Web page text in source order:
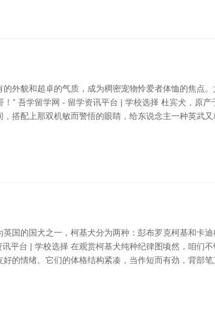
外貌和超卓的气质，成为稠密宠物怜爱者体恤的焦点
” 吾学留学网 - 留学资讯平台 | 学校选择 杜宾犬，原
搭配上那双机敏而警悟的眼睛，给东说念主一种英武
国的国犬之一，柯基犬分为两种：彭布罗克柯基和卡
平台 | 学校选择 在观赏柯基犬纯种纪律图顷然，咱们
的情绪。它们的体格结构紧凑，当作短而有劲，背部